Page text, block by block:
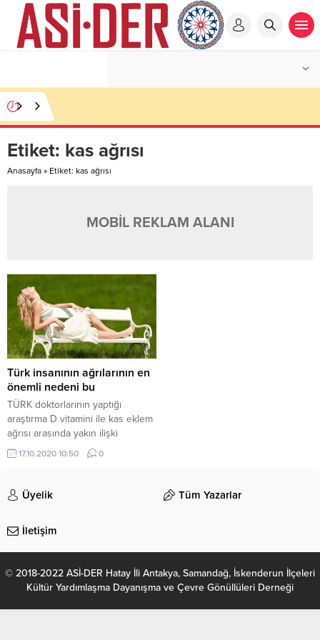
Etiket: kas ağrısı
Anasayfa » Etiket: kas ağrısı
MOBİL REKLAM ALANI
Türk insanının ağrılarının en
önemli nedeni bu
TÜRK doktorlarının yaptığı
araştırma D vitamini ile kas eklem
ağrısı arasında yakın ilişki
olduğunu ortaya çıkardı.
Araştırmaya göre kas ve eklem
D vitamini eksikliği görüldü.
17.10.2020 10:50 0
Üyelik Tüm Yazarlar
İletişim
© 2018-2022 ASİ-DER Hatay İli Antakya, Samandağ, İskenderun İlçeleri
Kültür Yardımlaşma Dayanışma ve Çevre Gönüllüleri Derneği